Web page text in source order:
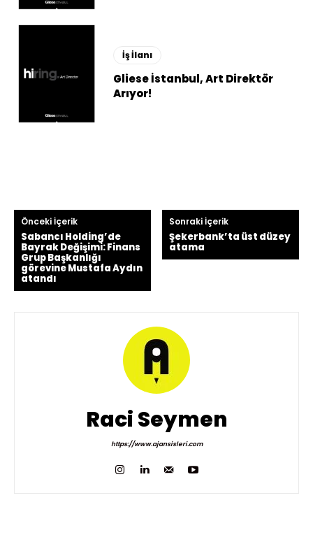
İş İlanı
Gliese İstanbul, Art Direktör
Arıyor!
Önceki İçerik
Sabancı Holding’de
Bayrak Değişimi: Finans
Grup Başkanlığı
görevine Mustafa Aydın
atandı
Sonraki İçerik
Şekerbank’ta üst düzey
atama
Raci Seymen
https://www.ajansisleri.com